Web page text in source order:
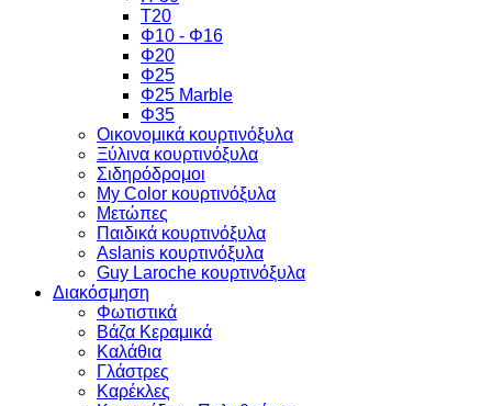
Τ20
Φ10 - Φ16
Φ20
Φ25
Φ25 Marble
Φ35
Οικονομικά κουρτινόξυλα
Ξύλινα κουρτινόξυλα
Σιδηρόδρομοι
My Color κουρτινόξυλα
Μετώπες
Παιδικά κουρτινόξυλα
Aslanis κουρτινόξυλα
Guy Laroche κουρτινόξυλα
Διακόσμηση
Φωτιστικά
Βάζα Κεραμικά
Καλάθια
Γλάστρες
Καρέκλες